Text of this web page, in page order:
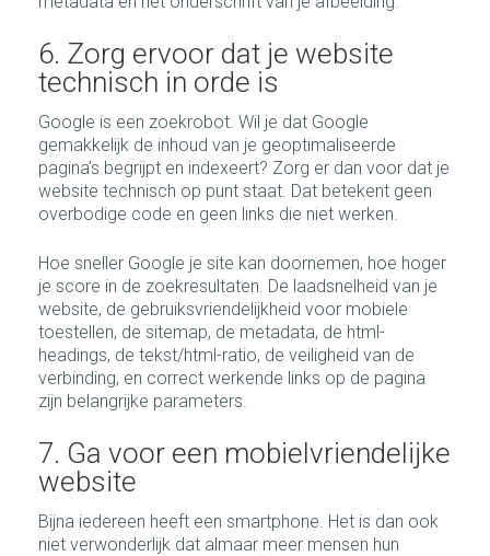
6. Zorg ervoor dat je website
technisch in orde is
Google is een zoekrobot. Wil je dat Google
gemakkelijk de inhoud van je geoptimaliseerde
pagina’s begrijpt en indexeert? Zorg er dan voor dat je
website technisch op punt staat. Dat betekent geen
overbodige code en geen links die niet werken.
Hoe sneller Google je site kan doornemen, hoe hoger
je score in de zoekresultaten. De laadsnelheid van je
website, de gebruiksvriendelijkheid voor mobiele
toestellen, de sitemap, de metadata, de html-
headings, de tekst/html-ratio, de veiligheid van de
verbinding, en correct werkende links op de pagina
zijn belangrijke parameters.
7. Ga voor een mobielvriendelijke
website
Bijna iedereen heeft een smartphone. Het is dan ook
niet verwonderlijk dat almaar meer mensen hun